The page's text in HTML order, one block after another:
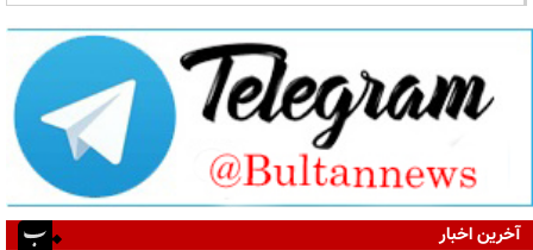
آخرین اخبار